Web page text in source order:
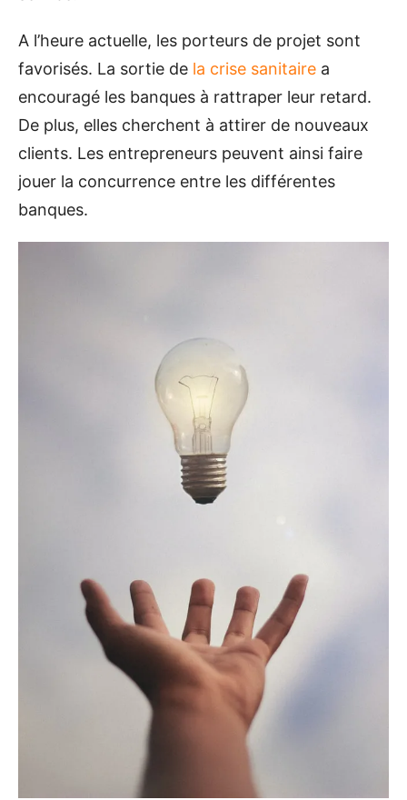
A l’heure actuelle, les porteurs de projet sont
favorisés. La sortie de la crise sanitaire a
encouragé les banques à rattraper leur retard.
De plus, elles cherchent à attirer de nouveaux
clients. Les entrepreneurs peuvent ainsi faire
jouer la concurrence entre les différentes
banques.